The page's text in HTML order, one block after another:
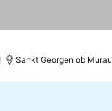
Sankt Georgen ob Murau